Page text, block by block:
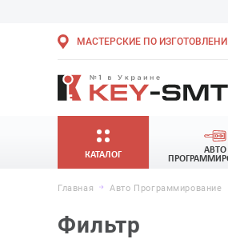
МАСТЕРСКИЕ ПО
КАТАЛОГ
АВТО
Главная Авто Программирование
Фильтр